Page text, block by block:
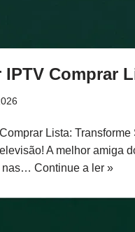
IPTV Comprar
Lista: Transforme
A melhor amiga
nas… Continue a ler »